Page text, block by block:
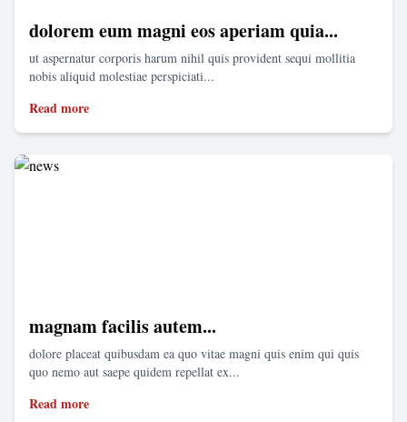
dolorem eum magni eos aperiam quia...
ut aspernatur corporis harum nihil quis provident sequi mollitia
nobis aliquid molestiae perspiciati...
Read more
magnam facilis autem...
dolore placeat quibusdam ea quo vitae magni quis enim qui quis
quo nemo aut saepe quidem repellat ex...
Read more